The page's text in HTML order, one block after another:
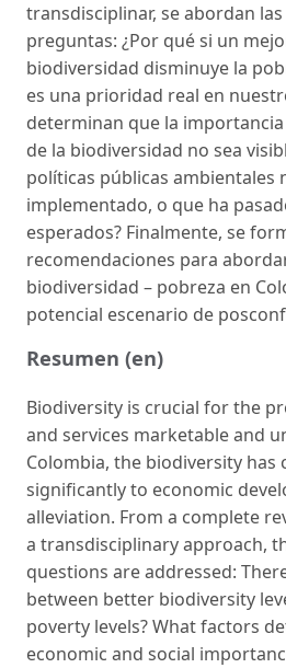
transdisciplinar, se abordan
preguntas: ¿Por qué si un
biodiversidad disminuye la
es una prioridad real en
determinan que la
de la biodiversidad no sea
políticas públicas ambientales
implementado, o que ha
esperados? Finalmente, se
recomendaciones para
biodiversidad – pobreza en
potencial escenario de
Resumen (en)
Biodiversity is crucial for the
and services marketable and
Colombia, the biodiversity has
significantly to economic
alleviation. From a complete
a transdisciplinary approach,
questions are addressed:
between better biodiversity
poverty levels? What factors
economic and social